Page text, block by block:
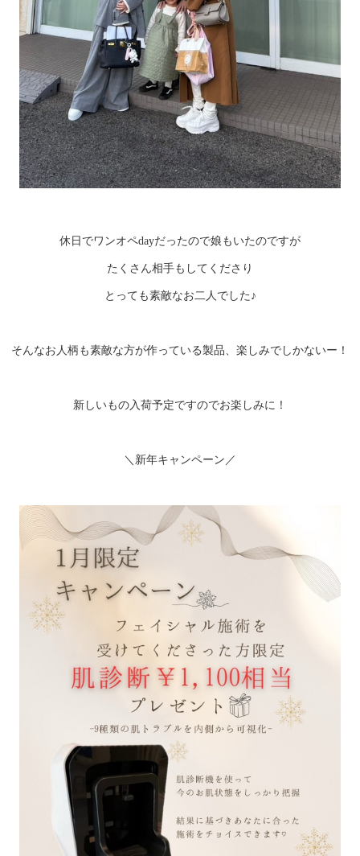
休日でワンオペdayだったので娘もいたのですが
たくさん相手もしてくださり
とっても素敵なお二人でした♪
そんなお人柄も素敵な方が作っている製品、楽しみでしかないー！
新しいもの入荷予定ですのでお楽しみに！
＼新年キャンペーン／